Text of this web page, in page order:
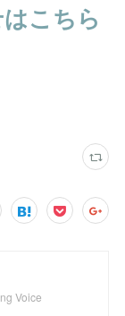
こちら
Voice